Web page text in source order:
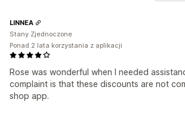
Rose was wonderful when I needed
complaint is that these discounts are not
shop app.
LINNEA
Stany Zjednoczone
Ponad 2 lata korzystania z aplikacji